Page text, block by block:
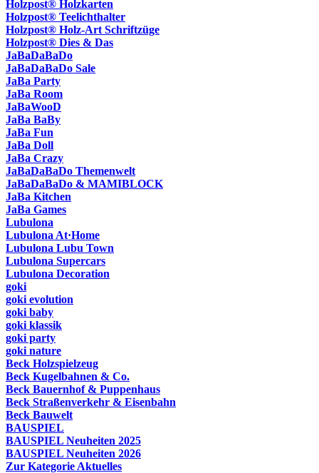
Holzpost® Holzkarten
Holzpost® Teelichthalter
Holzpost® Holz-Art Schriftzüge
Holzpost® Dies & Das
JaBaDaBaDo
JaBaDaBaDo Sale
JaBa Party
JaBa Room
JaBaWooD
JaBa BaBy
JaBa Fun
JaBa Doll
JaBa Crazy
JaBaDaBaDo Themenwelt
JaBaDaBaDo & MAMIBLOCK
JaBa Kitchen
JaBa Games
Lubulona
Lubulona At·Home
Lubulona Lubu Town
Lubulona Supercars
Lubulona Decoration
goki
goki evolution
goki baby
goki klassik
goki party
goki nature
Beck Holzspielzeug
Beck Kugelbahnen & Co.
Beck Bauernhof & Puppenhaus
Beck Straßenverkehr & Eisenbahn
Beck Bauwelt
BAUSPIEL
BAUSPIEL Neuheiten 2025
BAUSPIEL Neuheiten 2026
Zur Kategorie Aktuelles